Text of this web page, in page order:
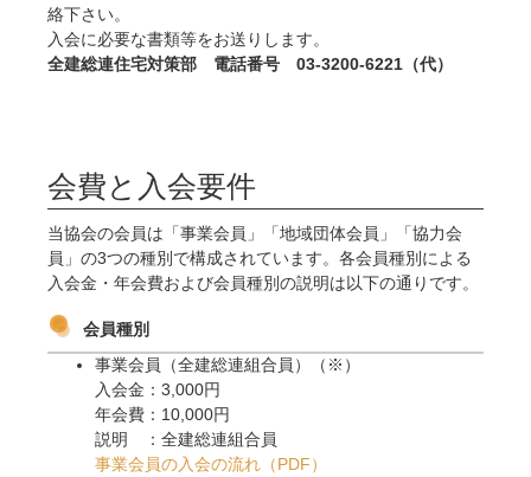
絡下さい。
入会に必要な書類等をお送りします。
全建総連住宅対策部 電話番号 03-3200-6221（代）
会費と入会要件
当協会の会員は「事業会員」「地域団体会員」「協力会
員」の3つの種別で構成されています。各会員種別による
入会金・年会費および会員種別の説明は以下の通りです。
会員種別
事業会員（全建総連組合員）（※）
入会金：3,000円
年会費：10,000円
説明 ：全建総連組合員
事業会員の入会の流れ（PDF）